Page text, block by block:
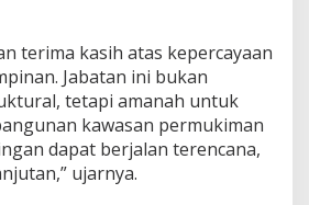
terima kasih atas kepercayaan
Jabatan ini bukan
tetapi amanah untuk
kawasan permukiman
dapat berjalan terencana,
ujarnya.